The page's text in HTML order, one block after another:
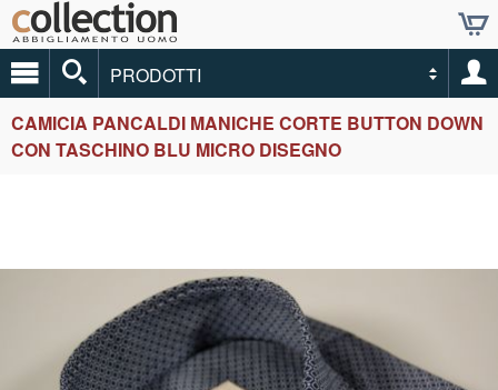
PRODOTTI
CAMICIA PANCALDI MANICHE CORTE BUTTON DOWN
CON TASCHINO BLU MICRO DISEGNO